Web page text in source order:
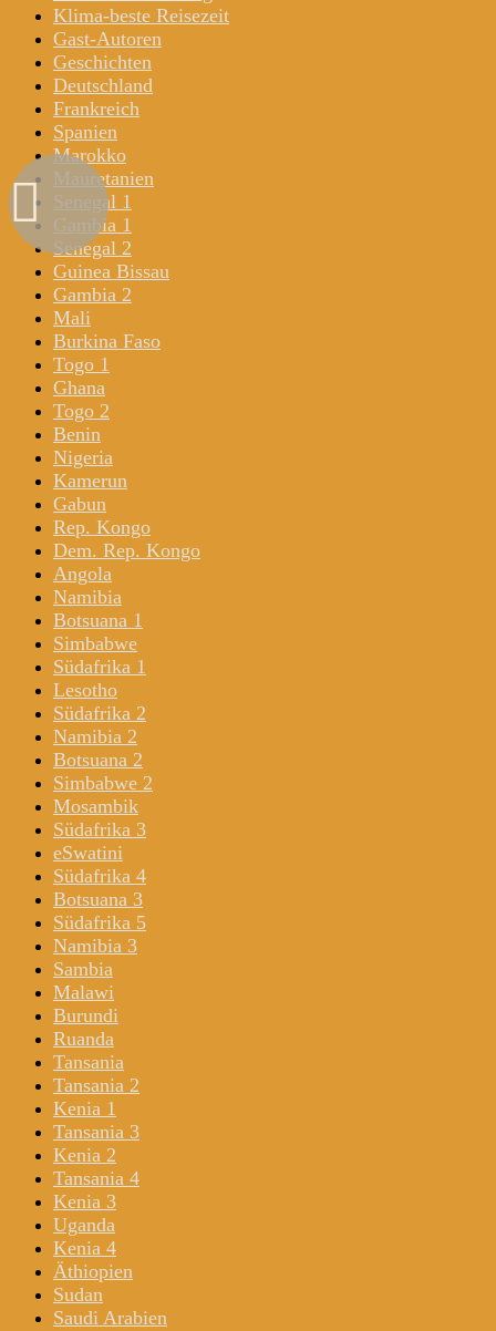
Klima-beste Reisezeit
Gast-Autoren
Geschichten
Deutschland
Frankreich
Spanien
Marokko
Mauretanien
Senegal 1
Gambia 1
Senegal 2
Guinea Bissau
Gambia 2
Mali
Burkina Faso
Togo 1
Ghana
Togo 2
Benin
Nigeria
Kamerun
Gabun
Rep. Kongo
Dem. Rep. Kongo
Angola
Namibia
Botsuana 1
Simbabwe
Südafrika 1
Lesotho
Südafrika 2
Namibia 2
Botsuana 2
Simbabwe 2
Mosambik
Südafrika 3
eSwatini
Südafrika 4
Botsuana 3
Südafrika 5
Namibia 3
Sambia
Malawi
Burundi
Ruanda
Tansania
Tansania 2
Kenia 1
Tansania 3
Kenia 2
Tansania 4
Kenia 3
Uganda
Kenia 4
Äthiopien
Sudan
Saudi Arabien